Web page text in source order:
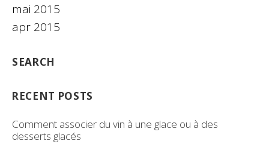
mai 2015
apr 2015
SEARCH
RECENT POSTS
Comment associer du vin à une glace ou à des
desserts glacés